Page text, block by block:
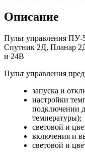
Описание
Пульт управления ПУ-
Спутник 2Д, Планар
и 24В
Пульт управления
запуска и
настройки
подключении
температуры);
световой и
включения и
световой и